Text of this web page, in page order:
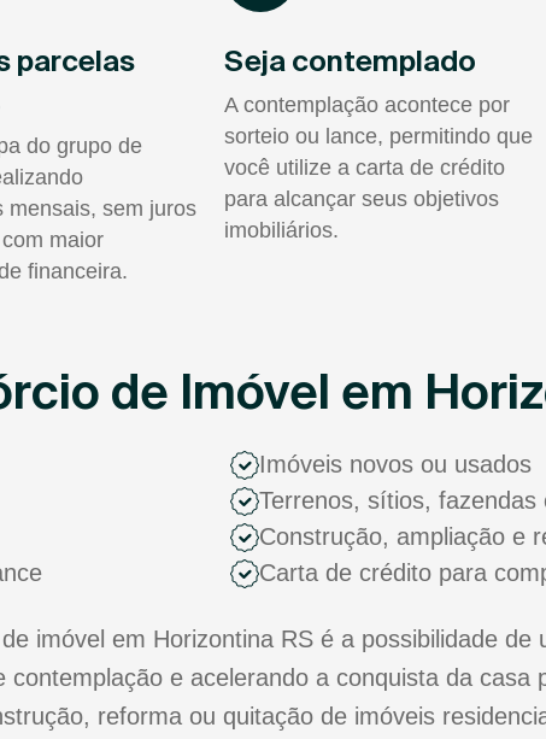
parcelas
do grupo de
mensais, sem juros
maior
financeira.
Seja contemplado
A contemplação acontece por
sorteio ou lance, permitindo que
você utilize a carta de crédito
para alcançar seus objetivos
imobiliários.
de Imóvel em
Imóveis novos ou usados
Terrenos, sítios, fazendas
Construção, ampliação e
Carta de crédito para
imóvel em Horizontina RS é a possibilidade de
e acelerando a conquista da casa
reforma ou quitação de imóveis